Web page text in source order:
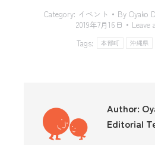
Category: イベント By Oyako
2019年7月16日
Leave
Tags:
本部町 沖縄県
Author:
Editorial